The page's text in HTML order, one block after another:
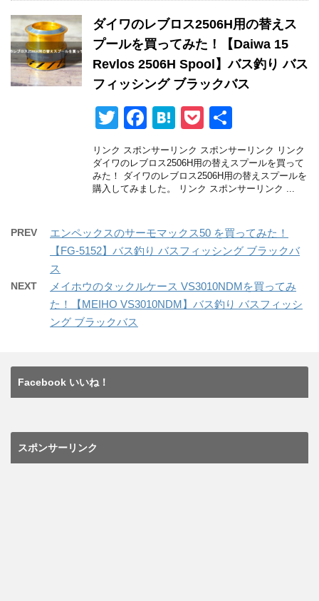
o
o
k
ダイワのレブロス2506H用の替えス
プールを買ってみた！【Daiwa 15
Revlos 2506H Spool】バス釣り バス
フィッシング ブラックバス
T
wi
tt
er
F
a
c
e
o
o
k
H
at
e
n
P
o
ck
et
有
リンク スポンサーリンク スポンサーリンク リンク
ダイワのレブロス2506H用の替えスプールを買って
みた！ ダイワのレブロス2506H用の替えスプールを
購入してみました。 リンク スポンサーリンク ...
PREV
エンペックスのサーモマックス50 を買ってみた！
【FG-5152】バス釣り バスフィッシング ブラックバ
ス
NEXT
メイホウのタックルケース VS3010NDMを買ってみ
た！【MEIHO VS3010NDM】バス釣り バスフィッシ
ング ブラックバス
Facebook いいね！
スポンサーリンク